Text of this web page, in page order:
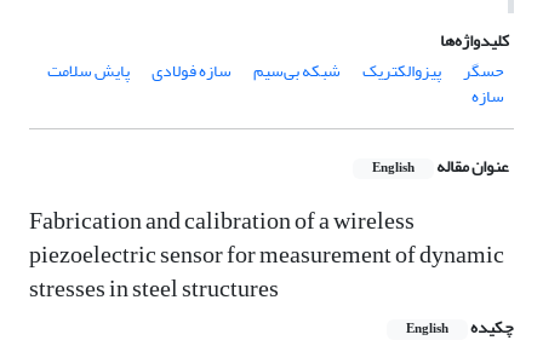
کلیدواژه‌ها
حسگر
پیزوالکتریک شبکه بی‌سیم سازه فولادی پایش سلامت
سازه
عنوان مقاله English
Fabrication and calibration of a wireless
piezoelectric sensor for measurement of dynamic
stresses in steel structures
چکیده English